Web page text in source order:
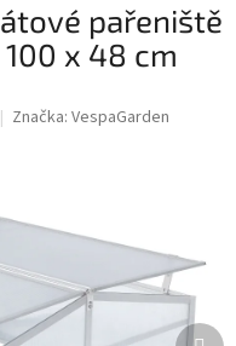
pařeniště
100 x 48 cm
Značka: VespaGarden